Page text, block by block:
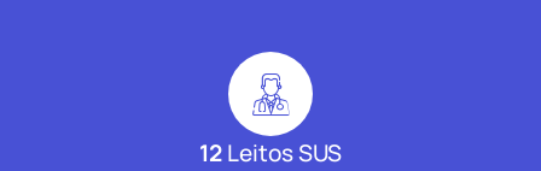
12Leitos SUS